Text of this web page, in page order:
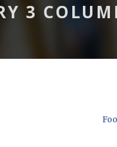
3